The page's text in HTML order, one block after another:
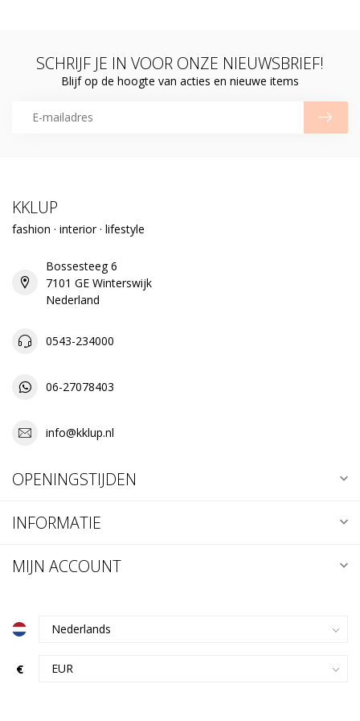
SCHRIJF JE IN VOOR ONZE NIEUWSBRIEF!
Blijf op de hoogte van acties en nieuwe items
KKLUP
fashion · interior · lifestyle
Bossesteeg 6
7101 GE Winterswijk
Nederland
0543-234000
06-27078403
info@kklup.nl
OPENINGSTIJDEN
INFORMATIE
MIJN ACCOUNT
€